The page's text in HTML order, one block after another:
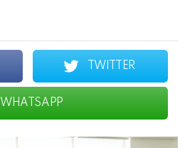
TWITTER
WHATSAPP